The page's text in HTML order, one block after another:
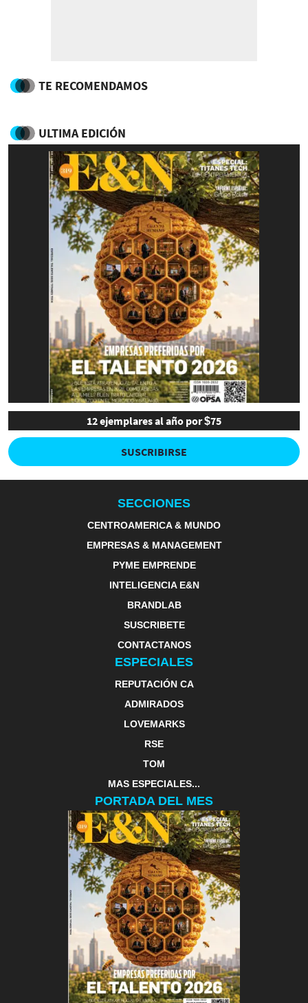
TE RECOMENDAMOS
ULTIMA EDICIÓN
12 ejemplares al año por $75
SUSCRIBIRSE
SECCIONES
CENTROAMERICA & MUNDO
EMPRESAS & MANAGEMENT
PYME EMPRENDE
INTELIGENCIA E&N
BRANDLAB
SUSCRIBETE
CONTACTANOS
ESPECIALES
REPUTACIÓN CA
ADMIRADOS
LOVEMARKS
RSE
TOM
MAS ESPECIALES...
PORTADA DEL MES